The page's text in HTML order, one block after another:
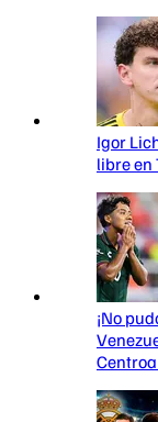
Igor
libre en
¡No